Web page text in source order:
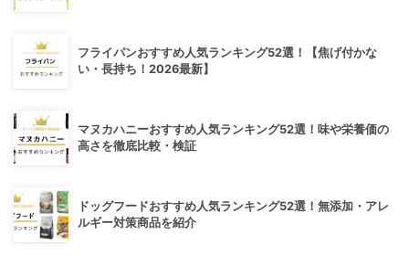
フライパンおすすめ人気ランキング52選！【焦げ付かな
い・長持ち！2026最新】
マヌカハニーおすすめ人気ランキング52選！味や栄養価の
高さを徹底比較・検証
ドッグフードおすすめ人気ランキング52選！無添加・アレ
ルギー対策商品を紹介